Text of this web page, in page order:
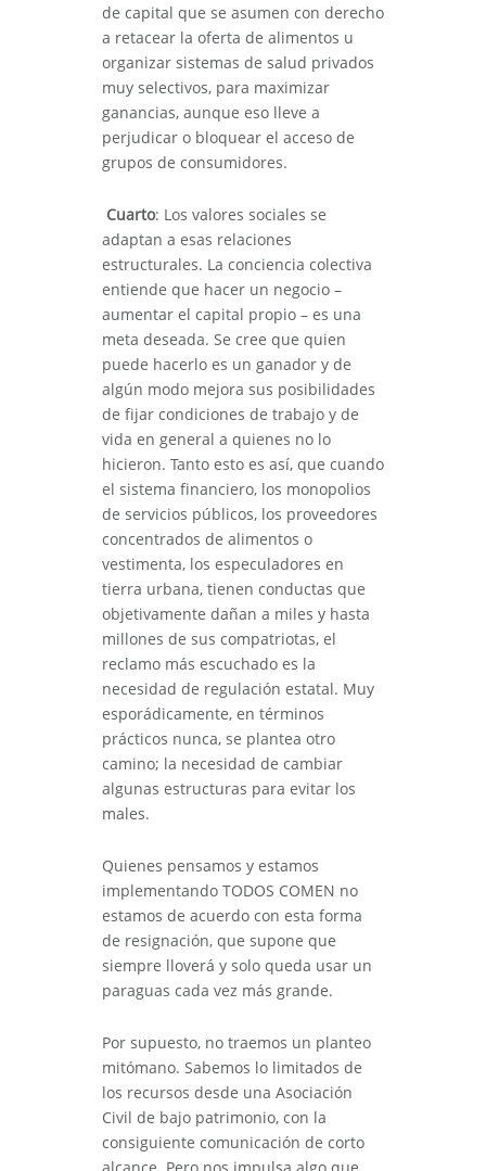
de capital que se asumen con derecho
a retacear la oferta de alimentos u
organizar sistemas de salud privados
muy selectivos, para maximizar
ganancias, aunque eso lleve a
perjudicar o bloquear el acceso de
grupos de consumidores.
Cuarto: Los valores sociales se
adaptan a esas relaciones
estructurales. La conciencia colectiva
entiende que hacer un negocio –
aumentar el capital propio – es una
meta deseada. Se cree que quien
puede hacerlo es un ganador y de
algún modo mejora sus posibilidades
de fijar condiciones de trabajo y de
vida en general a quienes no lo
hicieron. Tanto esto es así, que cuando
el sistema financiero, los monopolios
de servicios públicos, los proveedores
concentrados de alimentos o
vestimenta, los especuladores en
tierra urbana, tienen conductas que
objetivamente dañan a miles y hasta
millones de sus compatriotas, el
reclamo más escuchado es la
necesidad de regulación estatal. Muy
esporádicamente, en términos
prácticos nunca, se plantea otro
camino; la necesidad de cambiar
algunas estructuras para evitar los
males.
Quienes pensamos y estamos
implementando TODOS COMEN no
estamos de acuerdo con esta forma
de resignación, que supone que
siempre lloverá y solo queda usar un
paraguas cada vez más grande.
Por supuesto, no traemos un planteo
mitómano. Sabemos lo limitados de
los recursos desde una Asociación
Civil de bajo patrimonio, con la
consiguiente comunicación de corto